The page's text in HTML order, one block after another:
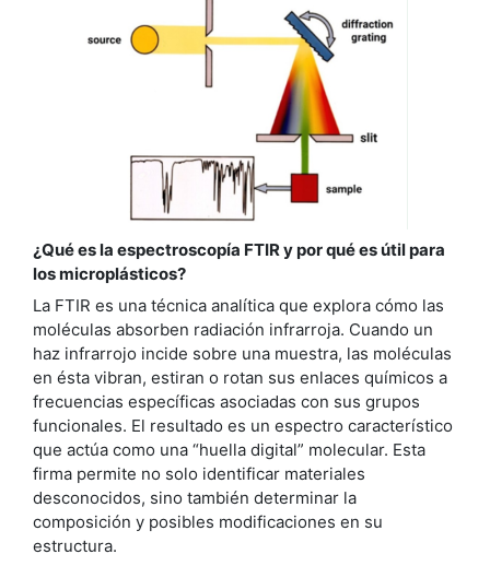
¿Qué es la espectroscopía FTIR y por qué es útil para
los microplásticos?
La FTIR es una técnica analítica que explora cómo las
moléculas absorben radiación infrarroja. Cuando un
haz infrarrojo incide sobre una muestra, las moléculas
en ésta vibran, estiran o rotan sus enlaces químicos a
frecuencias específicas asociadas con sus grupos
funcionales. El resultado es un espectro característico
que actúa como una “huella digital” molecular. Esta
firma permite no solo identificar materiales
desconocidos, sino también determinar la
composición y posibles modificaciones en su
estructura.